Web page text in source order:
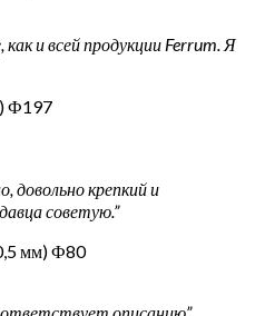
и всей продукции Ferrum. Я
Ф197
довольно крепкий и
советую.”
мм) Ф80